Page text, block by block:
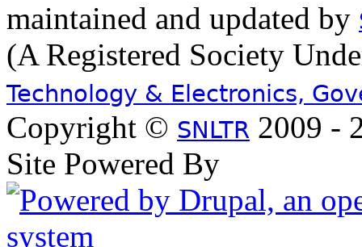
maintained and updated by
(A Registered Society
Technology & Electronics,
Copyright © SNLTR 2009 -
Site Powered By